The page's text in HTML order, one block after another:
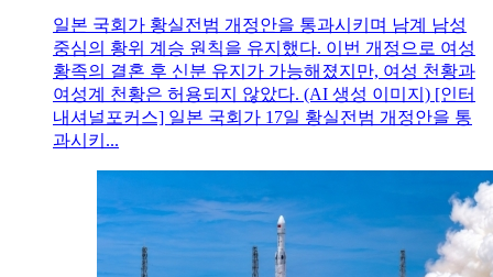
일본 국회가 황실전범 개정안을 통과시키며 남계 남성
중심의 황위 계승 원칙을 유지했다. 이번 개정으로 여성
황족의 결혼 후 신분 유지가 가능해졌지만, 여성 천황과
여성계 천황은 허용되지 않았다. (AI 생성 이미지) [인터
내셔널포커스] 일본 국회가 17일 황실전범 개정안을 통
과시키...